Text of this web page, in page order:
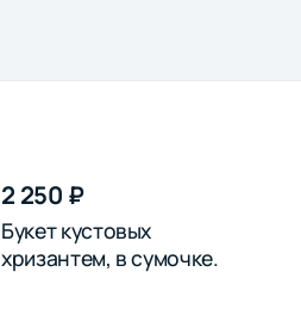
2 250 ₽
Букет кустовых
хризантем, в сумочке.